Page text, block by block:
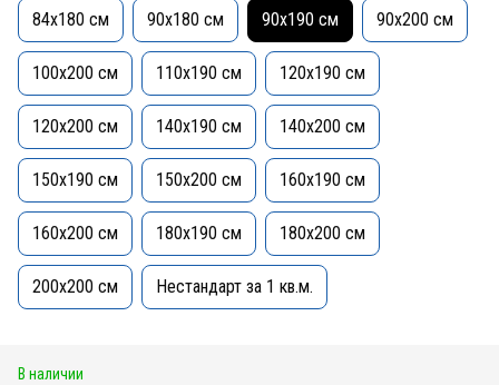
84х180 см 90x180 см 90x190 см 90x200 см
100х200 см 110x190 см 120x190 см
120x200 см 140x190 см 140x200 см
150x190 см 150x200 см 160x190 см
160x200 см 180x190 см 180x200 см
200x200 см Нестандарт за 1 кв.м.
В наличии